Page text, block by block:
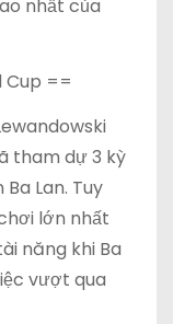
nhất của
Cup ==
tham dự 3 kỳ
Lan. Tuy
lớn nhất
năng khi Ba
vượt qua